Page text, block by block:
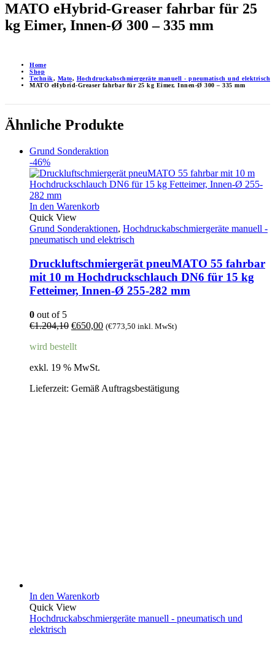
MATO eHybrid-Greaser fahrbar für 25
kg Eimer, Innen-Ø 300 – 335 mm
Home
Shop
Technik, Mato, Hochdruckabschmiergeräte manuell - pneumatisch und elektrisch
MATO eHybrid-Greaser fahrbar für 25 kg Eimer, Innen-Ø 300 – 335 mm
Ähnliche Produkte
Grund Sonderaktion
-46%
In den Warenkorb
Quick View
Grund Sonderaktionen, Hochdruckabschmiergeräte manuell -
pneumatisch und elektrisch
Druckluftschmiergerät pneuMATO 55 fahrbar
mit 10 m Hochdruckschlauch DN6 für 15 kg
Fetteimer, Innen-Ø 255-282 mm
0 out of 5
€1.204,10 Ursprünglicher
war:
€650,00Aktueller
(€773,50 inkl. MwSt)
wird bestellt
exkl. 19 % MwSt.
Lieferzeit: Gemäß Auftragsbestätigung
In den Warenkorb
Quick View
Hochdruckabschmiergeräte manuell - pneumatisch und
elektrisch